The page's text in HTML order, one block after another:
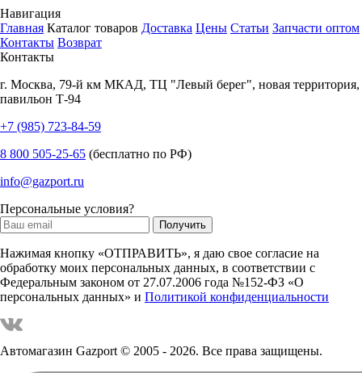
Навигация
Главная Каталог товаров Доставка Цены Статьи Запчасти оптом
Контакты Возврат
Контакты
г. Москва, 79-й км МКАД, ТЦ "Левый берег", новая территория,
павильон Т-94
+7 (985) 723-84-59
8 800 505-25-65 (бесплатно по РФ)
info@gazport.ru
Персональные условия?
Нажимая кнопку «ОТПРАВИТЬ», я даю свое согласие на
обработку моих персональных данных, в соответствии с
Федеральным законом от 27.07.2006 года №152-ФЗ «О
персональных данных» и Политикой конфиденциальности
Автомагазин Gazport© 2005 - 2026. Все права защищены.